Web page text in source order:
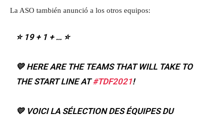
La ASO también anunció a los otros equipos:
⭐ 19 + 1 + … ⭐
💛 HERE ARE THE TEAMS THAT WILL TAKE TO
THE START LINE AT#TDF2021!
💛 VOICI LA SÉLECTION DES ÉQUIPES DU